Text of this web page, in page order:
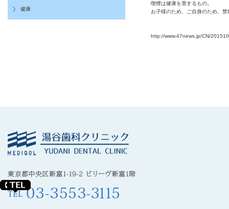
喫煙は健康を害するもの。
お子様のため、ご自身のため、
http://www.47news.jp/CN/
健康